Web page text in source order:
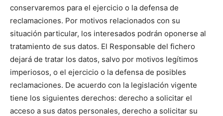
conservaremos para el ejercicio o la defensa de
reclamaciones. Por motivos relacionados con su
situación particular, los interesados podrán oponerse al
tratamiento de sus datos. El Responsable del fichero
dejará de tratar los datos, salvo por motivos legítimos
imperiosos, o el ejercicio o la defensa de posibles
reclamaciones. De acuerdo con la legislación vigente
tiene los siguientes derechos: derecho a solicitar el
acceso a sus datos personales, derecho a solicitar su